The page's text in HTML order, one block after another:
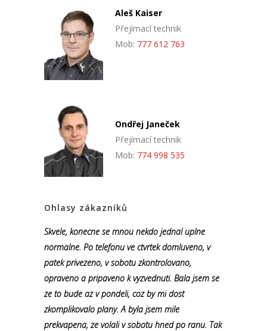
Aleš Kaiser
Přejímací technik
Mob: 777 612 763
Ondřej Janeček
Přejímací technik
Mob: 774 998 535
Ohlasy zákazníků
Skvele, konecne se mnou nekdo jednal uplne
normalne. Po telefonu ve ctvrtek domluveno, v
patek privezeno, v sobotu zkontrolovano,
opraveno a pripaveno k vyzvednuti. Bala jsem se
ze to bude az v pondeli, coz by mi dost
zkomplikovalo plany. A byla jsem mile
prekvapena, ze volali v sobotu hned po ranu. Tak